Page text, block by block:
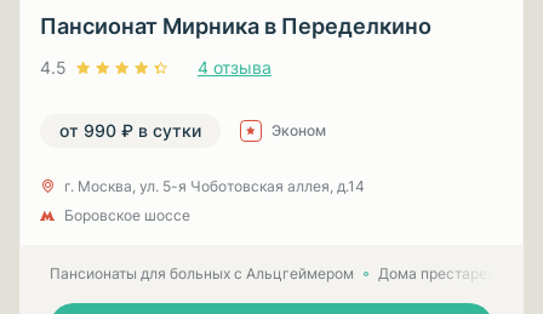
Пансионат Мирника в Переделкино
4.5 4 отзыва
от 990 ₽ в сутки Эконом
г. Москва, ул. 5-я Чоботовская аллея, д.14
Боровское шоссе
Пансионаты для больных с Альцгеймером Дома престарелых